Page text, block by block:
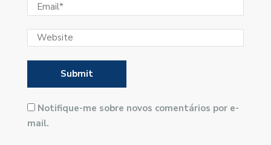
Notifique-me sobre novos comentários por e-
mail.